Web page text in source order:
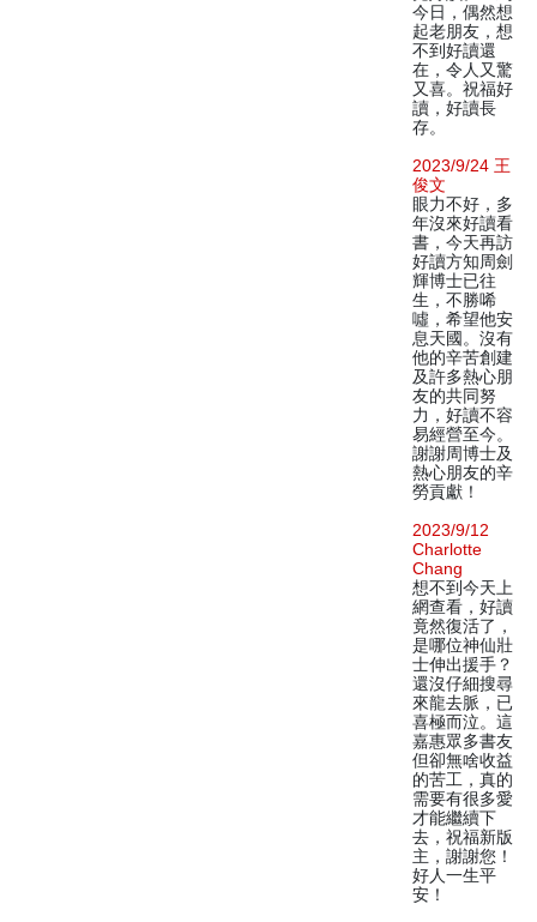
今日，偶然想
起老朋友，想
不到好讀還
在，令人又驚
又喜。祝福好
讀，好讀長
存。
2023/9/24 王
俊文
眼力不好，多
年沒來好讀看
書，今天再訪
好讀方知周劍
輝博士已往
生，不勝唏
噓，希望他安
息天國。沒有
他的辛苦創建
及許多熱心朋
友的共同努
力，好讀不容
易經營至今。
謝謝周博士及
熱心朋友的辛
勞貢獻！
2023/9/12
Charlotte
Chang
想不到今天上
網查看，好讀
竟然復活了，
是哪位神仙壯
士伸出援手？
還沒仔細搜尋
來龍去脈，已
喜極而泣。這
嘉惠眾多書友
但卻無啥收益
的苦工，真的
需要有很多愛
才能繼續下
去，祝福新版
主，謝謝您！
好人一生平
安！